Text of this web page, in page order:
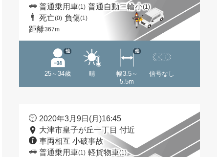
普通乗用車(1) 普通自動二輪小(1)
死亡(0) 負傷(1)
距離367m
25～34歳
他
晴
幅3.5～
5.5m
他
信号なし
2020年3月9日(月)16:45
大津市皇子が丘一丁目 付近
車両相互 小破事故
普通乗用車(1) 軽貨物車(1)